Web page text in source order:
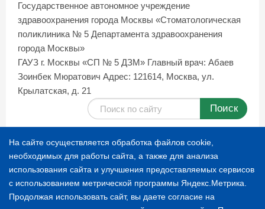
Государственное автономное учреждение
здравоохранения города Москвы «Стоматологическая
поликлиника № 5 Департамента здравоохранения
города Москвы»
ГАУЗ г. Москвы «СП № 5 ДЗМ» Главный врач: Абаев
Зоинбек Мюратович Адрес: 121614, Москва, ул.
Крылатская, д. 21
Поиск
Карта сайта
© 1996-2026 СТОМАТОЛОГИЧЕСКАЯ ПОЛИКЛИНИКА
№ 5
На сайте осуществляется обработка файлов cookie,
необходимых для работы сайта, а также для анализа
использования сайта и улучшения предоставляемых сервисов
с использованием метрической программы Яндекс.Метрика.
Продолжая использовать сайт, вы даете согласие на